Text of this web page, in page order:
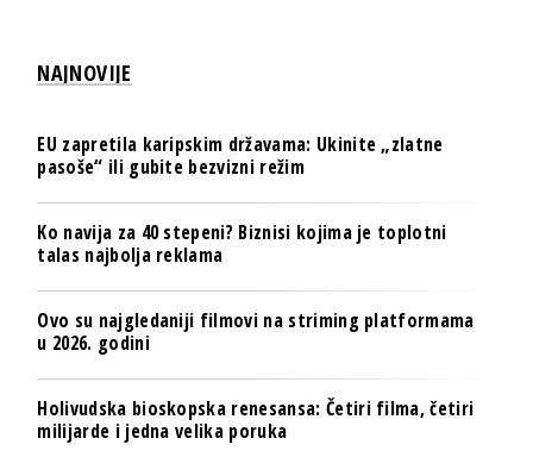
NAJNOVIJE
EU zapretila karipskim državama: Ukinite „zlatne
pasoše“ ili gubite bezvizni režim
Ko navija za 40 stepeni? Biznisi kojima je toplotni
talas najbolja reklama
Ovo su najgledaniji filmovi na striming platformama
u 2026. godini
Holivudska bioskopska renesansa: Četiri filma, četiri
milijarde i jedna velika poruka